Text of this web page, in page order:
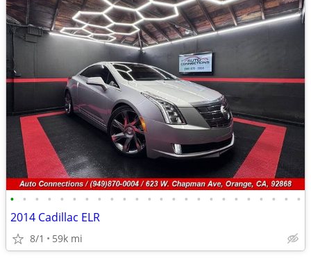
• • • • • • • • • • • • • • • • • • • • • • • •
2014 Cadillac ELR
8/1 59k mi